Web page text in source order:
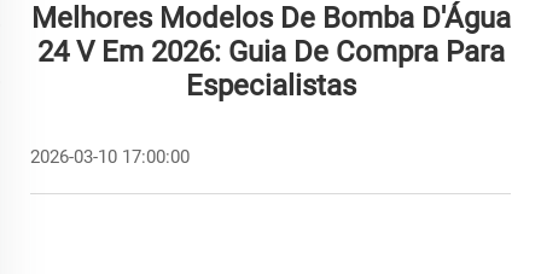
Melhores Modelos De Bomba D'Água
24 V Em 2026: Guia De Compra Para
Especialistas
2026-03-10 17:00:00